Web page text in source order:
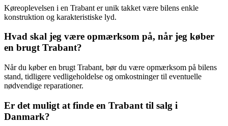
Køreoplevelsen i en Trabant er unik takket være bilens enkle
konstruktion og karakteristiske lyd.
Hvad skal jeg være opmærksom på, når jeg køber
en brugt Trabant?
Når du køber en brugt Trabant, bør du være opmærksom på bilens
stand, tidligere vedligeholdelse og omkostninger til eventuelle
nødvendige reparationer.
Er det muligt at finde en Trabant til salg i
Danmark?